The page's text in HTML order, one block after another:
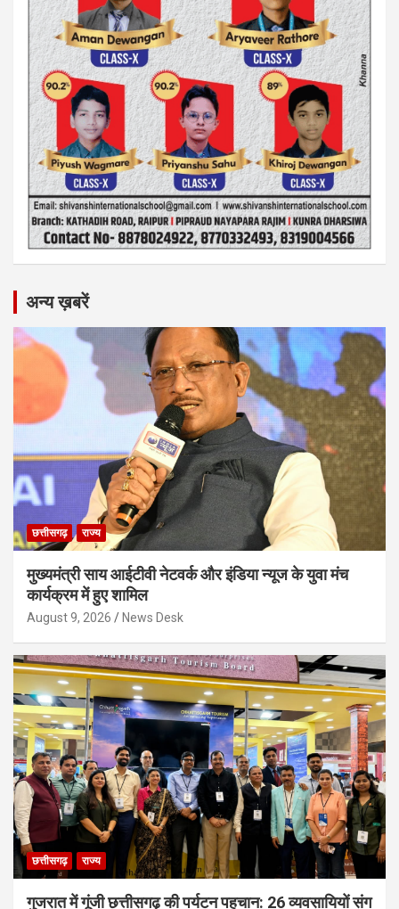
अन्य ख़बरें
छत्तीसगढ़ राज्य
मुख्यमंत्री साय आईटीवी नेटवर्क और इंडिया न्यूज के युवा मंच
कार्यक्रम में हुए शामिल
August 9, 2026 News Desk
छत्तीसगढ़ राज्य
गुजरात में गूंजी छत्तीसगढ़ की पर्यटन पहचान: 26 व्यवसायियों संग